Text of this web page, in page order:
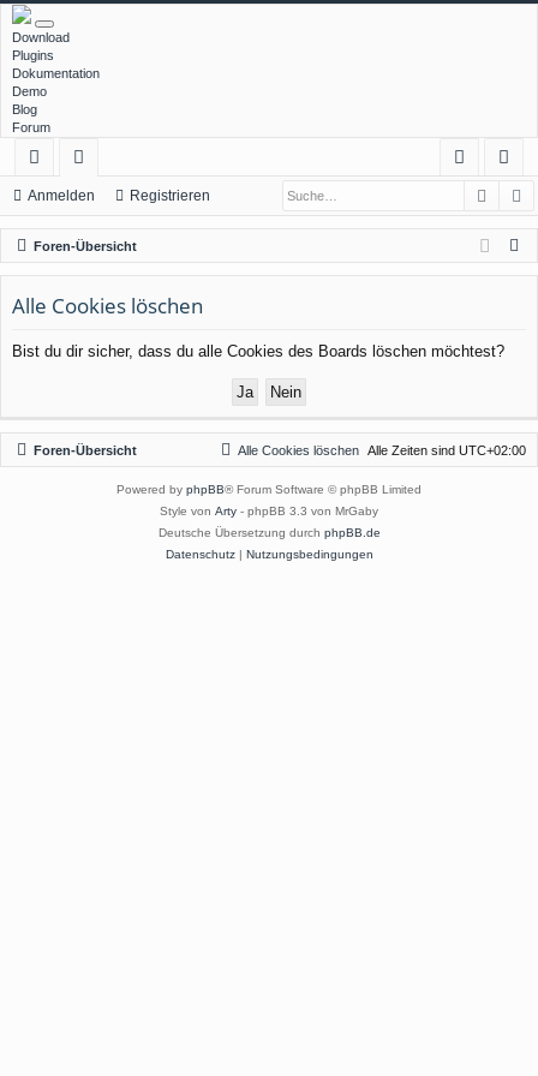
Download
Plugins
Dokumentation
Demo
Blog
Forum
ch
ne
llz
ug
rif
or
en
m
el
n
ist
rie
n
Anmelden Registrieren
Foren-Übersicht
Alle Cookies löschen
Bist du dir sicher, dass du alle Cookies des Boards löschen möchtest?
Foren-Übersicht Alle Zeiten sind UTC+02:00
Alle Cookies löschen
Powered by phpBB® Forum Software © phpBB Limited
Style von Arty - phpBB 3.3 von MrGaby
Deutsche Übersetzung durch phpBB.de
Datenschutz| Nutzungsbedingungen